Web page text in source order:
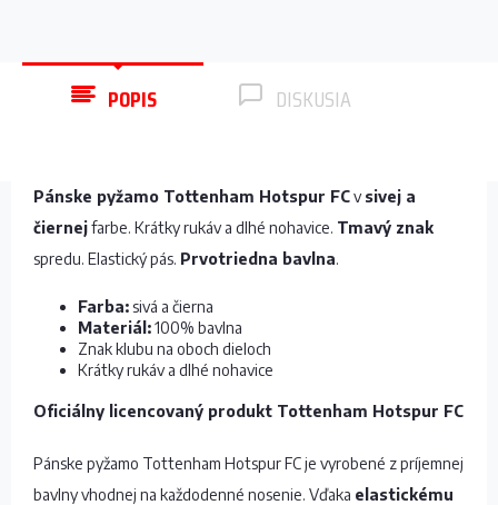
POPIS DISKUSIA
Pánske pyžamo Tottenham Hotspur FCvsivej a
čiernejfarbe. Krátky rukáv a dlhé nohavice. Tmavý znak
spredu. Elastický pás. Prvotriedna bavlna.
Farba:sivá a čierna
Materiál:100% bavlna
Znak klubu na oboch dieloch
Krátky rukáv a dlhé nohavice
Oficiálny licencovaný produkt Tottenham Hotspur FC
Pánske pyžamo Tottenham Hotspur FC je vyrobené z príjemnej
bavlny vhodnej na každodenné nosenie. Vďaka elastickému